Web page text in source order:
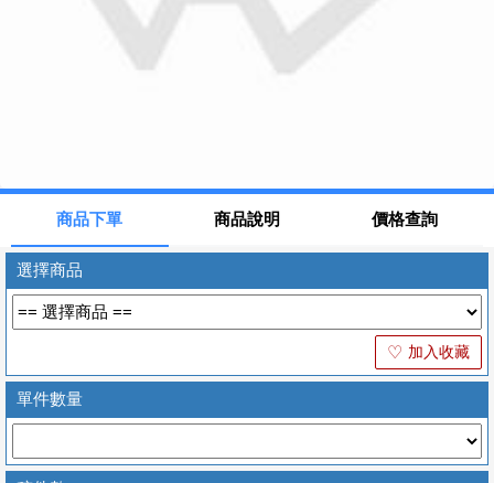
商品下單 商品說明 價格查詢
選擇商品
♡ 加入收藏
單件數量